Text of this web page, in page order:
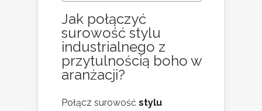
Jak połączyć
surowość stylu
industrialnego z
przytulnością boho w
aranżacji?
Połącz surowość stylu